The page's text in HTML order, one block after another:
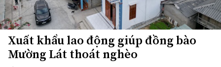
Xuất khẩu lao động giúp đồng bào
Mường Lát thoát nghèo